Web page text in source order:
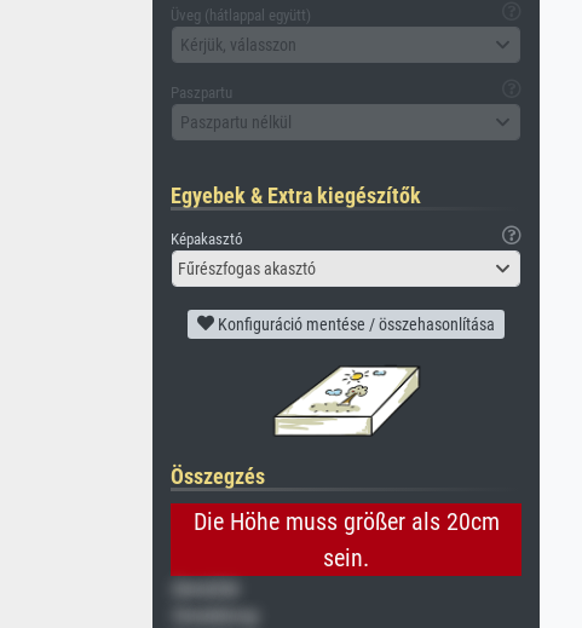
Üveg (hátlappal együtt)
Kérjük, válasszon
Paszpartu
Paszpartu nélkül
Egyebek & Extra kiegészítők
Képakasztó
Fűrészfogas akasztó
Konfiguráció mentése / összehasonlítása
Összegzés
Die Höhe muss größer als 20cm
sein.
Veredelung